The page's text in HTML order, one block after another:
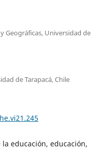
Geográficas, Universidad de
de Tarapacá, Chile
educación, educación,